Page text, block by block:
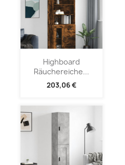
Highboard
Räuchereiche...
203,06 €